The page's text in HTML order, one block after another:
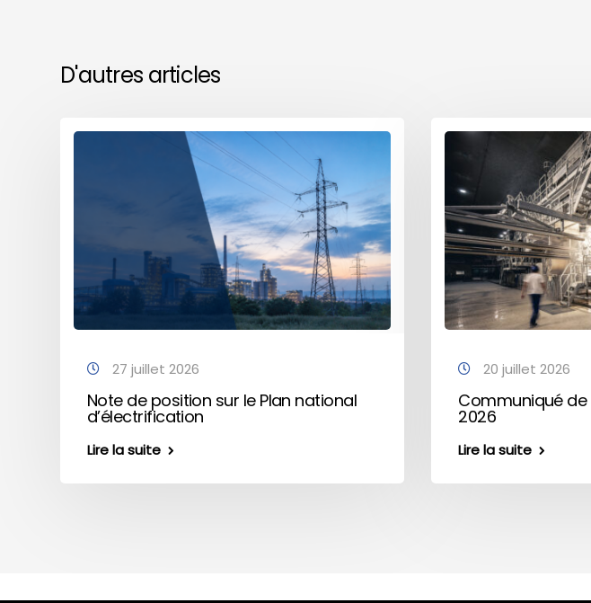
D'autres articles
27 juillet 2026
Note de position sur le Plan national
d’électrification
Lire la suite
20 juillet 2026
Communiqué de
2026
Lire la suite